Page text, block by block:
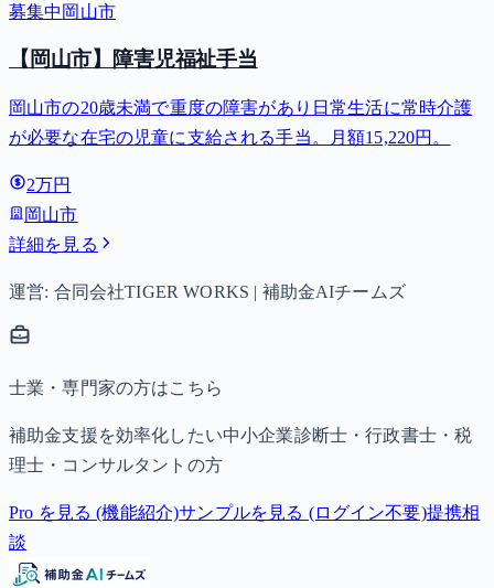
募集中 岡山市
【岡山市】障害児福祉手当
岡山市の20歳未満で重度の障害があり日常生活に常時介護
が必要な在宅の児童に支給される手当。月額15,220円。
2万円
岡山市
詳細を見る
運営: 合同会社TIGER WORKS | 補助金AIチームズ
士業・専門家の方はこちら
補助金支援を効率化したい中小企業診断士・行政書士・税
理士・コンサルタントの方
Pro を見る (機能紹介)サンプルを見る (ログイン不要)提携相
談